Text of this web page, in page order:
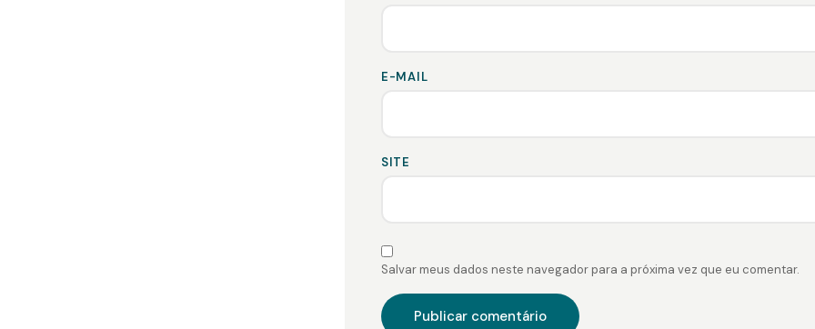
E-MAIL
SITE
Salvar meus dados neste navegador para a próxima vez que eu comentar.